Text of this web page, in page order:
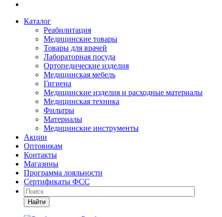
Каталог
Реабилитация
Медицинские товары
Товары для врачей
Лабораторная посуда
Ортопедические изделия
Медицинская мебель
Гигиена
Медицинские изделия и расходные материалы
Медицинская техника
Фильтры
Материалы
Медицинские инструменты
Акции
Оптовикам
Контакты
Магазины
Программа лояльности
Сертификаты ФСС
Найти